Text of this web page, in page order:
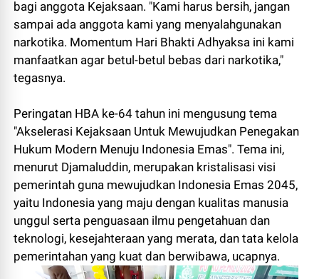
bagi anggota Kejaksaan. "Kami harus bersih, jangan
sampai ada anggota kami yang menyalahgunakan
narkotika. Momentum Hari Bhakti Adhyaksa ini kami
manfaatkan agar betul-betul bebas dari narkotika,"
tegasnya.
Peringatan HBA ke-64 tahun ini mengusung tema
"Akselerasi Kejaksaan Untuk Mewujudkan Penegakan
Hukum Modern Menuju Indonesia Emas". Tema ini,
menurut Djamaluddin, merupakan kristalisasi visi
pemerintah guna mewujudkan Indonesia Emas 2045,
yaitu Indonesia yang maju dengan kualitas manusia
unggul serta penguasaan ilmu pengetahuan dan
teknologi, kesejahteraan yang merata, dan tata kelola
pemerintahan yang kuat dan berwibawa, ucapnya.